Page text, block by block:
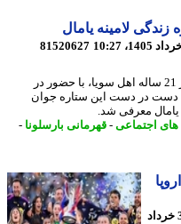
لامینه یامال
81520627
خبرفوری، اینس گارسیا اینفلوئنسر 21 ساله اهل سویا، با حضور در
در دست این ستاره جوان
معرفی شد.
اجتماعی-قهرمانی بارسلونا-
3 خرداد